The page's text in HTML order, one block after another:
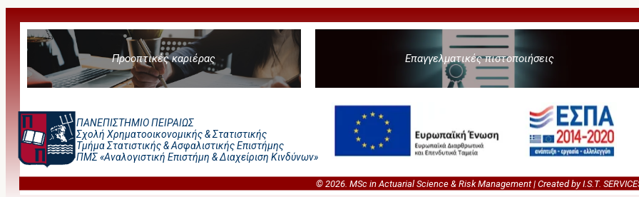
Προοπτικές καριέρας Επαγγελματικές πιστοποιήσεις
ΠΑΝΕΠΙΣΤΗΜΙΟ ΠΕΙΡΑΙΩΣ
Σχολή Χρηματοοικονομικής & Στατιστικής
Τμήμα Στατιστικής & Ασφαλιστικής Επιστήμης
ΠΜΣ «Αναλογιστική Επιστήμη & Διαχείριση Κινδύνων»
© 2026. MSc in Actuarial Science & Risk Management | Created by I.S.T.